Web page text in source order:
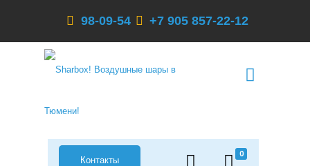
98-09-54 +7 905 857-22-12
0
Контакты